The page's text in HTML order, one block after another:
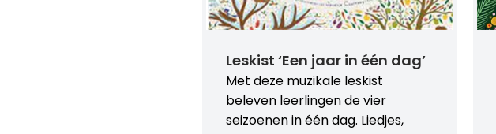
Leskist ‘Een jaar in één dag’
Met deze muzikale leskist
beleven leerlingen de vier
seizoenen in één dag. Liedjes,